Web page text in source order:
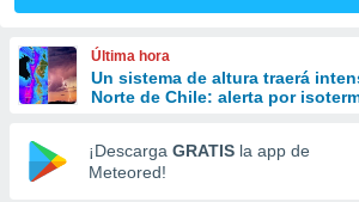
y
forma
digital
basada
Última hora
Un sistema de altura traerá
Norte de Chile: alerta por
¡Descarga GRATIS la app de
Meteored!